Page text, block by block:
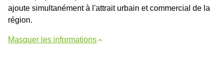
ajoute simultanément à l'attrait urbain et commercial de la
région.
Masquer les informations